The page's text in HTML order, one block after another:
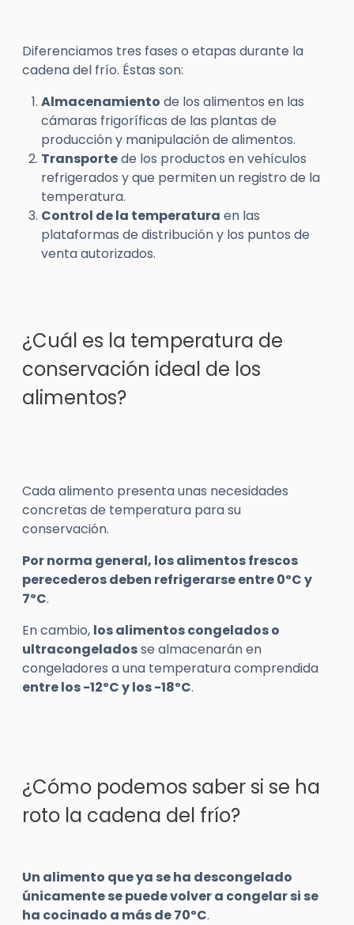
Diferenciamos tres fases o etapas durante la
cadena del frío. Éstas son:
Almacenamiento de los alimentos en las
cámaras frigoríficas de las plantas de
producción y manipulación de alimentos.
Transportede los productos en vehículos
refrigerados y que permiten un registro de la
temperatura.
Control de la temperatura en las
plataformas de distribución y los puntos de
venta autorizados.
¿Cuál es la temperatura de
conservación ideal de los
alimentos?
Cada alimento presenta unas necesidades
concretas de temperatura para su
conservación.
Por norma general, los alimentos frescos
perecederos deben refrigerarse entre 0ºC y
7ºC.
En cambio, los alimentos congelados o
ultracongeladosse almacenarán en
congeladores a una temperatura comprendida
entre los -12ºC y los -18ºC.
¿Cómo podemos saber si se ha
roto la cadena del frío?
Un alimento que ya se ha descongelado
únicamente se puede volver a congelar si se
ha cocinado a más de 70ºC.